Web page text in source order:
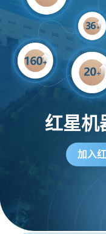
红星机
加入